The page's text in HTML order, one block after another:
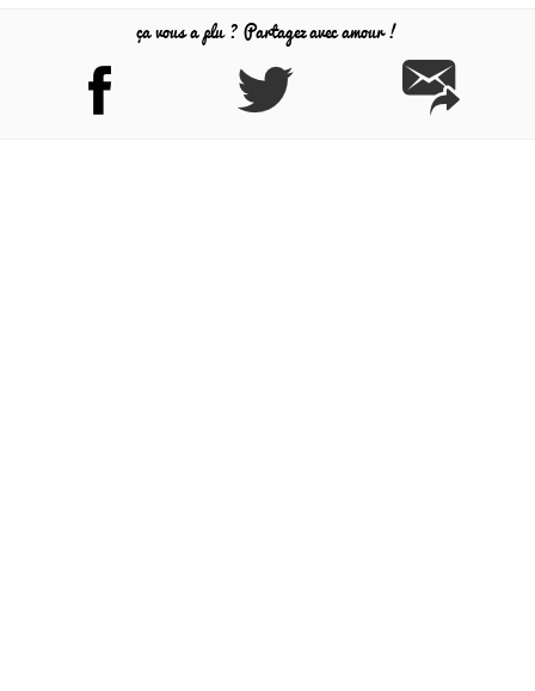
ça vous a plu ? Partagez avec amour !